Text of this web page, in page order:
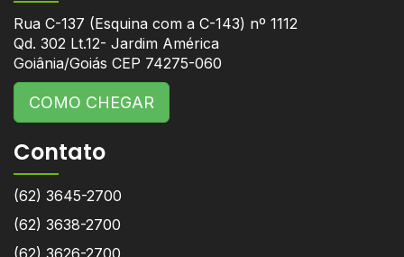
Rua C-137 (Esquina com a C-143) nº 1112
Qd. 302 Lt.12- Jardim América
Goiânia/Goiás CEP 74275-060
COMO CHEGAR
Contato
(62) 3645-2700
(62) 3638-2700
(62) 3626-2700